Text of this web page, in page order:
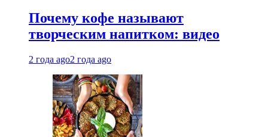
Почему кофе называют
творческим напитком: видео
2 года ago2 года ago